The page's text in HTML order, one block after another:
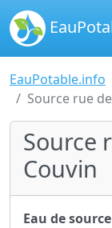
EauPotable.info
Source rue
Source
Couvin
Eau de